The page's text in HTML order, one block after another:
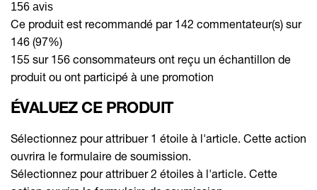
156 avis
Ce produit est recommandé par 142 commentateur(s) sur
146 (97%)
155 sur 156 consommateurs ont reçu un échantillon de
produit ou ont participé à une promotion
ÉVALUEZ CE PRODUIT
Sélectionnez pour attribuer 1 étoile à l'article. Cette action
ouvrira le formulaire de soumission.
Sélectionnez pour attribuer 2 étoiles à l'article. Cette